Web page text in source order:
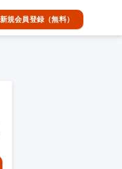
新規会員登録（無料）